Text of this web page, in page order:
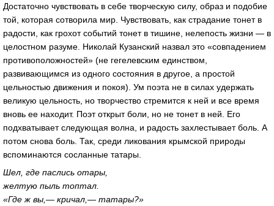
Достаточно чувствовать в себе творческую силу, образ и подобие
той, которая сотворила мир. Чувствовать, как страдание тонет в
радости, как грохот событий тонет в тишине, нелепость жизни — в
целостном разуме. Николай Кузанский назвал это «совпадением
противоположностей» (не гегелевским единством,
развивающимся из одного состояния в другое, а простой
цельностью движения и покоя). Ум поэта не в силах удержать
великую цельность, но творчество стремится к ней и все время
вновь ее находит. Поэт открыт боли, но не тонет в ней. Его
подхватывает следующая волна, и радость захлестывает боль. А
потом снова боль. Так, среди ликования крымской природы
вспоминаются сосланные татары.
Шел, где паслись отары,
желтую пыль топтал.
«Где ж вы,— кричал,— татары?»